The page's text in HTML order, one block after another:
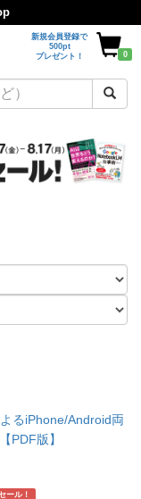
新規会員登録で
500pt
プレゼント！
0
るiPhone/Android両
PDF版】
ール！